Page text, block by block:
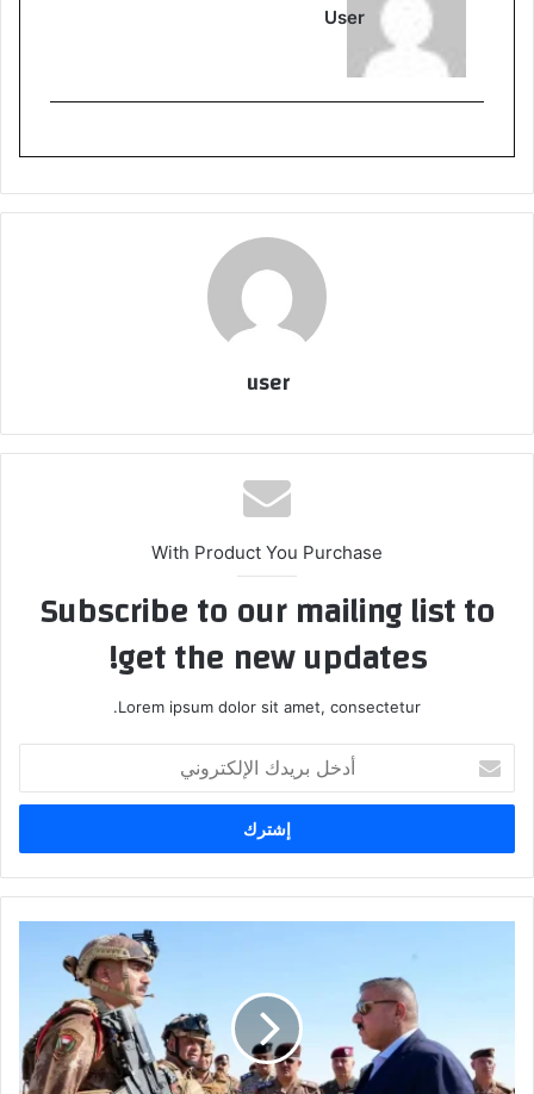
User
user
With Product You Purchase
Subscribe to our mailing list to
get the new updates!
Lorem ipsum dolor sit amet, consectetur.
بريدك
الإلكتروني
المخدرات
في